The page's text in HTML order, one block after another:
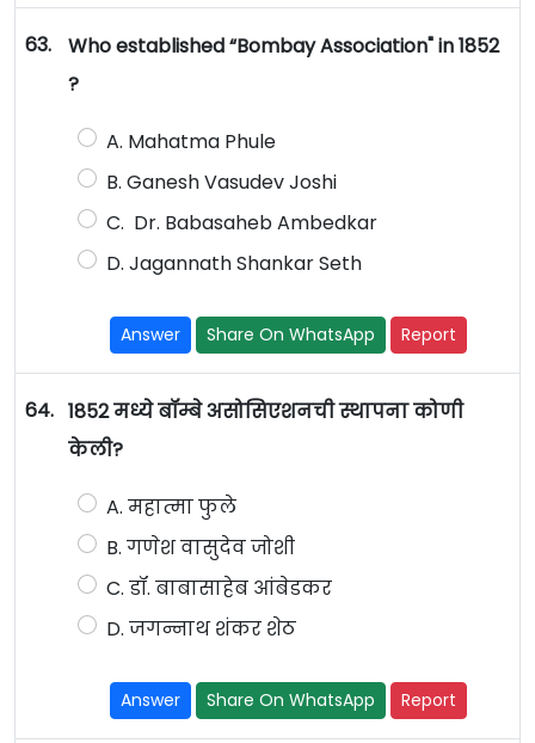
63.
Who established “Bombay Association" in 1852
?
A. Mahatma Phule
B. Ganesh Vasudev Joshi
C. Dr. Babasaheb Ambedkar
D. Jagannath Shankar Seth
Answer Share On WhatsApp Report
64. 1852 मध्ये बॉम्बे असोसिएशनची स्थापना कोणी
केली?
A. महात्मा फुले
B. गणेश वासुदेव जोशी
C. डॉ. बाबासाहेब आंबेडकर
D. जगन्नाथ शंकर शेठ
Answer Share On WhatsApp Report